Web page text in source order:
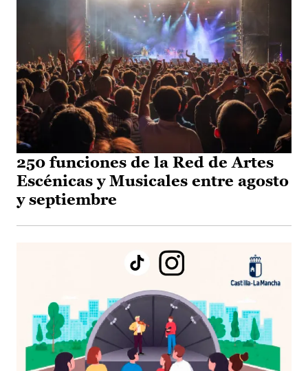
250 funciones de la Red de Artes
Escénicas y Musicales entre agosto
y septiembre